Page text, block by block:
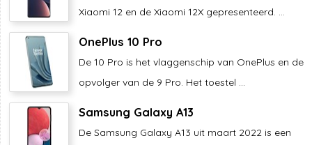
Xiaomi 12 en de Xiaomi 12X gepresenteerd. ...
OnePlus 10 Pro
De 10 Pro is het vlaggenschip van OnePlus en de
opvolger van de 9 Pro. Het toestel ...
Samsung Galaxy A13
De Samsung Galaxy A13 uit maart 2022 is een